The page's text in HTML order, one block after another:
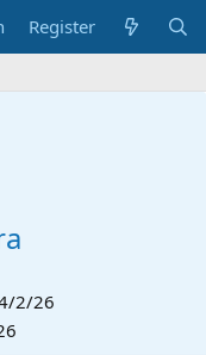
Register
2/26